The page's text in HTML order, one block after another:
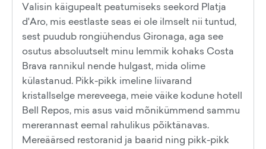
Valisin käigupealt peatumiseks seekord Platja
d'Aro, mis eestlaste seas ei ole ilmselt nii tuntud,
sest puudub rongiühendus Gironaga, aga see
osutus absoluutselt minu lemmik kohaks Costa
Brava rannikul nende hulgast, mida olime
külastanud. Pikk-pikk imeline liivarand
kristallselge mereveega, meie väike kodune hotell
Bell Repos, mis asus vaid mõnikümmend sammu
mererannast eemal rahulikus põiktänavas.
Mereäärsed restoranid ja baarid ning pikk-pikk